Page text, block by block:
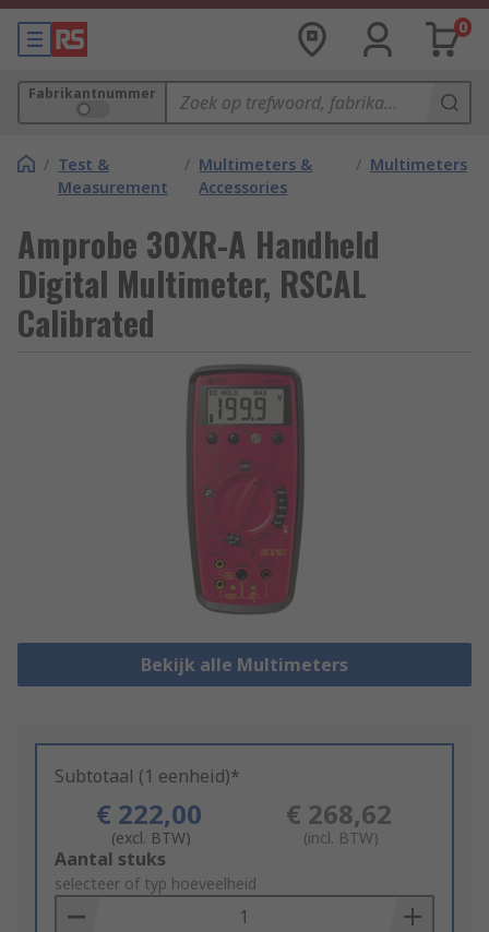
0
Fabrikantnummer
/ Test &
Measurement
/ Multimeters &
Accessories
/ Multimeters
Amprobe 30XR-A Handheld
Digital Multimeter, RSCAL
Calibrated
Bekijk alle Multimeters
Subtotaal (1 eenheid)*
€ 222,00
(excl. BTW)
€ 268,62
(incl. BTW)
Add
to
Basket
Aantal stuks
selecteer of typ hoeveelheid